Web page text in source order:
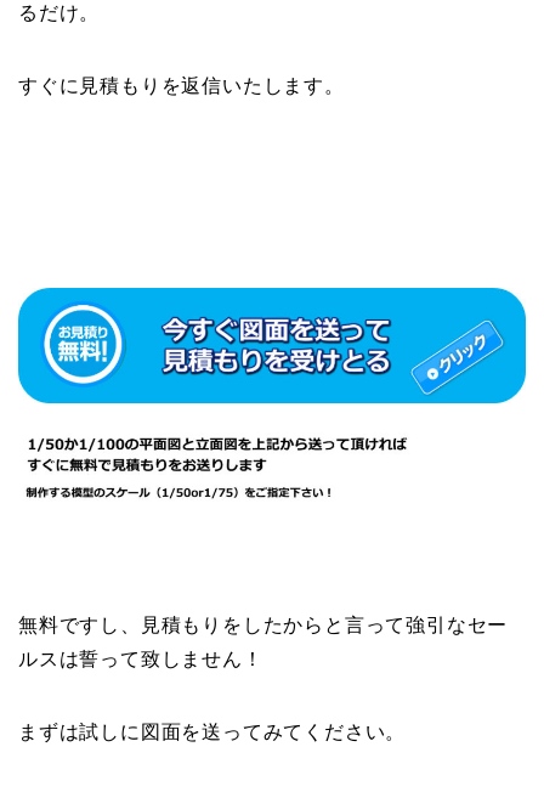
るだけ。
すぐに見積もりを返信いたします。
無料ですし、見積もりをしたからと言って強引なセー
ルスは誓って致しません！
まずは試しに図面を送ってみてください。